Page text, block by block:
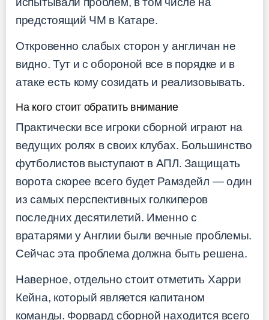
предстоящий ЧМ в Катаре.
Откровенно слабых сторон у англичан не
видно. Тут и с обороной все в порядке и в
атаке есть кому созидать и реализовывать.
На кого стоит обратить внимание
Практически все игроки сборной играют на
ведущих ролях в своих клубах. Большинство
футболистов выступают в АПЛ. Защищать
ворота скорее всего будет Рамздейл — один
из самых перспективных голкиперов
последних десятилетий. Именно с
вратарями у Англии были вечные проблемы.
Сейчас эта проблема должна быть решена.
Наверное, отдельно стоит отметить Харри
Кейна, который является капитаном
команды. Форвард сборной находится всего